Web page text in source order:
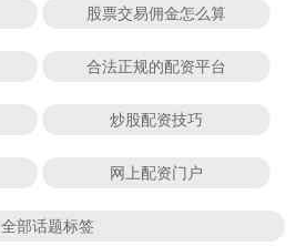
股票交易佣金怎么算
合法正规的配资平台
炒股配资技巧
网上配资门户
全部话题标签